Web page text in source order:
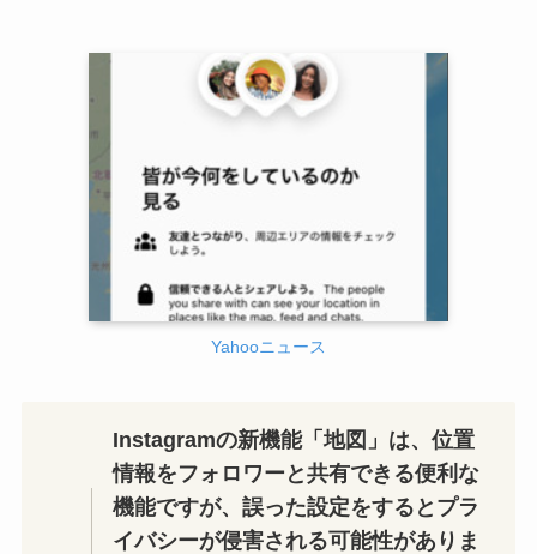
Yahooニュース
Instagramの新機能「地図」は、位置
情報をフォロワーと共有できる便利な
機能ですが、誤った設定をするとプラ
イバシーが侵害される可能性がありま